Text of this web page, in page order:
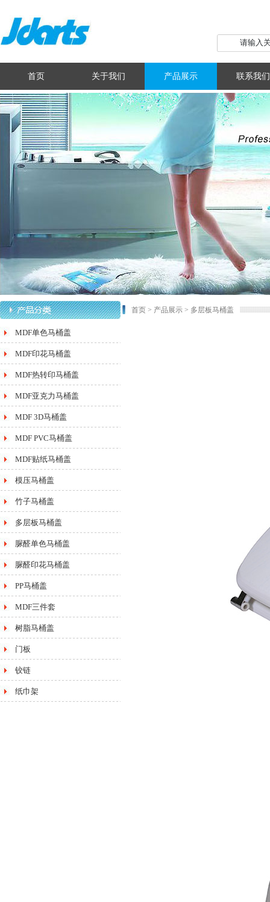
首页 关于我们 产品展示 联系我们
MDF单色马桶盖
MDF印花马桶盖
MDF热转印马桶盖
MDF亚克力马桶盖
MDF 3D马桶盖
MDF PVC马桶盖
MDF贴纸马桶盖
模压马桶盖
竹子马桶盖
多层板马桶盖
脲醛单色马桶盖
脲醛印花马桶盖
PP马桶盖
MDF三件套
树脂马桶盖
门板
铰链
纸巾架
首页 > 产品展示 > 多层板马桶盖